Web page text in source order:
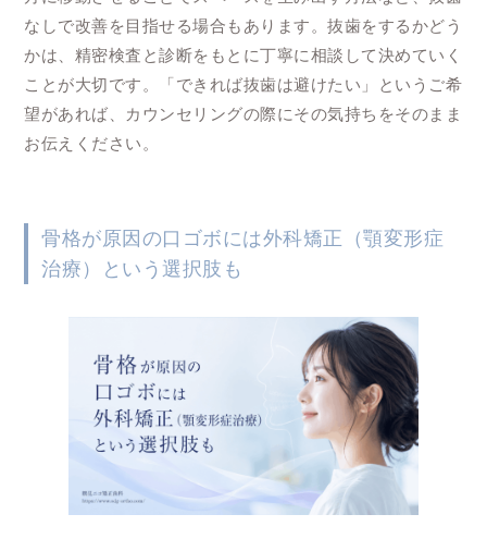
なしで改善を目指せる場合もあります。抜歯をするかどう
かは、精密検査と診断をもとに丁寧に相談して決めていく
ことが大切です。「できれば抜歯は避けたい」というご希
望があれば、カウンセリングの際にその気持ちをそのまま
お伝えください。
骨格が原因の口ゴボには外科矯正（顎変形症
治療）という選択肢も